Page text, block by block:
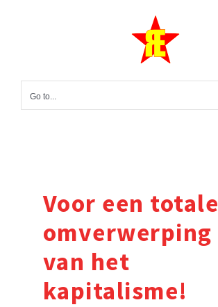
Go to...
Voor een totale
omverwerping
van het
kapitalisme!